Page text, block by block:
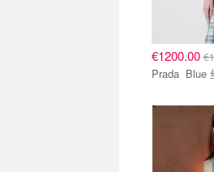
€1200.00
Prada